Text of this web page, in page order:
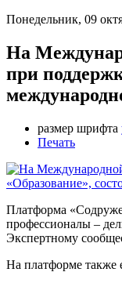
Понедельник, 09
На
при
размер шрифта
Печать
Платформа
профессионалы –
Экспертному
На платформе также